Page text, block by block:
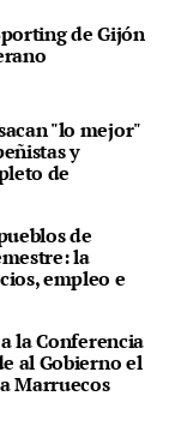
de Gijón
"lo mejor"
y
de
de
la
empleo e
la Conferencia
al Gobierno el
Marruecos